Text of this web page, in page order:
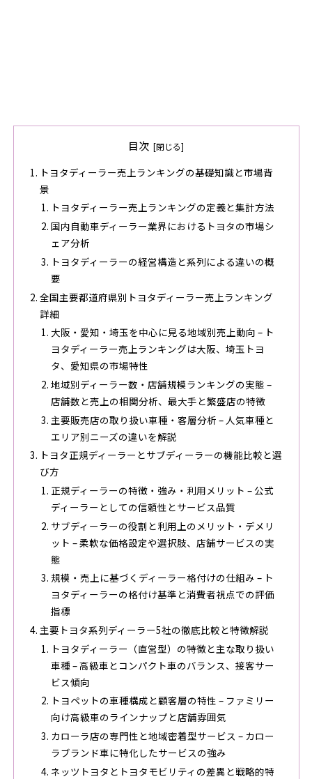
目次
トヨタディーラー売上ランキングの基礎知識と市場背
景
トヨタディーラー売上ランキングの定義と集計方法
国内自動車ディーラー業界におけるトヨタの市場シ
ェア分析
トヨタディーラーの経営構造と系列による違いの概
要
全国主要都道府県別トヨタディーラー売上ランキング
詳細
大阪・愛知・埼玉を中心に見る地域別売上動向 – ト
ヨタディーラー売上ランキングは大阪、埼玉トヨ
タ、愛知県の市場特性
地域別ディーラー数・店舗規模ランキングの実態 –
店舗数と売上の相関分析、最大手と繁盛店の特徴
主要販売店の取り扱い車種・客層分析 – 人気車種と
エリア別ニーズの違いを解説
トヨタ正規ディーラーとサブディーラーの機能比較と選
び方
正規ディーラーの特徴・強み・利用メリット – 公式
ディーラーとしての信頼性とサービス品質
サブディーラーの役割と利用上のメリット・デメリ
ット – 柔軟な価格設定や選択肢、店舗サービスの実
態
規模・売上に基づくディーラー格付けの仕組み – ト
ヨタディーラーの格付け基準と消費者視点での評価
指標
主要トヨタ系列ディーラー5社の徹底比較と特徴解説
トヨタディーラー（直営型）の特徴と主な取り扱い
車種 – 高級車とコンパクト車のバランス、接客サー
ビス傾向
トヨペットの車種構成と顧客層の特性 – ファミリー
向け高級車のラインナップと店舗雰囲気
カローラ店の専門性と地域密着型サービス – カロー
ラブランド車に特化したサービスの強み
ネッツトヨタとトヨタモビリティの差異と戦略的特